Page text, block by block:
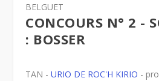
BELGUET
CONCOURS N° 2 -
: BOSSER
TAN -URIO DE ROC'H KIRIO -